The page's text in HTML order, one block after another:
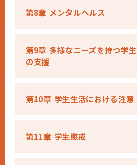
第8章 メンタルヘルス
第9章 多様なニーズを持つ学生
の支援
第10章 学生生活における注意
第11章 学生懲戒